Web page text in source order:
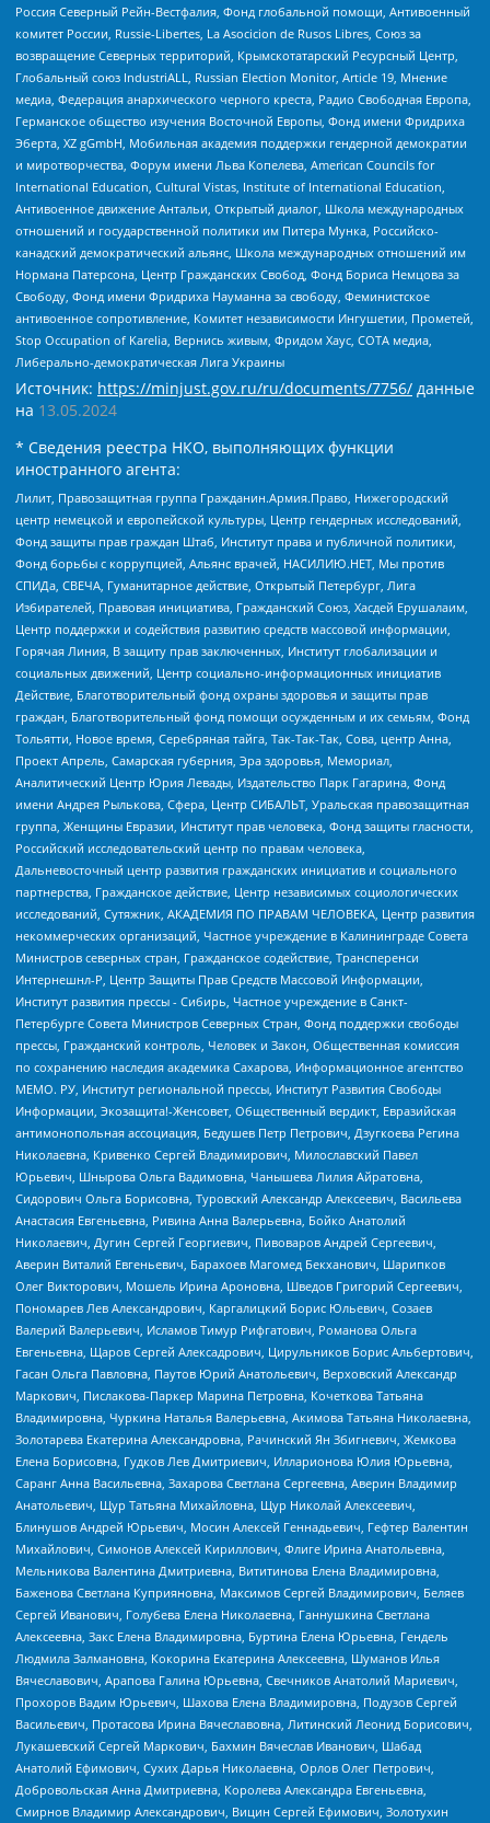
Россия Северный Рейн-Вестфалия, Фонд глобальной помощи, Антивоенный
комитет России, Russie-Libertes, La Asocicion de Rusos Libres, Союз за
возвращение Северных территорий, Крымскотатарский Ресурсный Центр,
Глобальный союз IndustriALL, Russian Election Monitor, Article 19, Мнение
медиа, Федерация анархического черного креста, Радио Свободная Европа,
Германское общество изучения Восточной Европы, Фонд имени Фридриха
Эберта, XZ gGmbH, Мобильная академия поддержки гендерной демократии
и миротворчества, Форум имени Льва Копелева, American Councils for
International Education, Cultural Vistas, Institute of International Education,
Антивоенное движение Антальи, Открытый диалог, Школа международных
отношений и государственной политики им Питера Мунка, Российско-
канадский демократический альянс, Школа международных отношений им
Нормана Патерсона, Центр Гражданских Свобод, Фонд Бориса Немцова за
Свободу, Фонд имени Фридриха Науманна за свободу, Феминистское
антивоенное сопротивление, Комитет независимости Ингушетии, Прометей,
Stop Occupation of Karelia, Вернись живым, Фридом Хаус, СОТА медиа,
Либерально-демократическая Лига Украины
Источник: https://minjust.gov.ru/ru/documents/7756/ данные
на 13.05.2024
* Сведения реестра НКО, выполняющих функции
иностранного агента:
Лилит, Правозащитная группа Гражданин.Армия.Право, Нижегородский
центр немецкой и европейской культуры, Центр гендерных исследований,
Фонд защиты прав граждан Штаб, Институт права и публичной политики,
Фонд борьбы с коррупцией, Альянс врачей, НАСИЛИЮ.НЕТ, Мы против
СПИДа, СВЕЧА, Гуманитарное действие, Открытый Петербург, Лига
Избирателей, Правовая инициатива, Гражданский Союз, Хасдей Ерушалаим,
Центр поддержки и содействия развитию средств массовой информации,
Горячая Линия, В защиту прав заключенных, Институт глобализации и
социальных движений, Центр социально-информационных инициатив
Действие, Благотворительный фонд охраны здоровья и защиты прав
граждан, Благотворительный фонд помощи осужденным и их семьям, Фонд
Тольятти, Новое время, Серебряная тайга, Так-Так-Так, Сова, центр Анна,
Проект Апрель, Самарская губерния, Эра здоровья, Мемориал,
Аналитический Центр Юрия Левады, Издательство Парк Гагарина, Фонд
имени Андрея Рылькова, Сфера, Центр СИБАЛЬТ, Уральская правозащитная
группа, Женщины Евразии, Институт прав человека, Фонд защиты гласности,
Российский исследовательский центр по правам человека,
Дальневосточный центр развития гражданских инициатив и социального
партнерства, Гражданское действие, Центр независимых социологических
исследований, Сутяжник, АКАДЕМИЯ ПО ПРАВАМ ЧЕЛОВЕКА, Центр развития
некоммерческих организаций, Частное учреждение в Калининграде Совета
Министров северных стран, Гражданское содействие, Трансперенси
Интернешнл-Р, Центр Защиты Прав Средств Массовой Информации,
Институт развития прессы - Сибирь, Частное учреждение в Санкт-
Петербурге Совета Министров Северных Стран, Фонд поддержки свободы
прессы, Гражданский контроль, Человек и Закон, Общественная комиссия
по сохранению наследия академика Сахарова, Информационное агентство
МЕМО. РУ, Институт региональной прессы, Институт Развития Свободы
Информации, Экозащита!-Женсовет, Общественный вердикт, Евразийская
антимонопольная ассоциация, Бедушев Петр Петрович, Дзугкоева Регина
Николаевна, Кривенко Сергей Владимирович, Милославский Павел
Юрьевич, Шнырова Ольга Вадимовна, Чанышева Лилия Айратовна,
Сидорович Ольга Борисовна, Туровский Александр Алексеевич, Васильева
Анастасия Евгеньевна, Ривина Анна Валерьевна, Бойко Анатолий
Николаевич, Дугин Сергей Георгиевич, Пивоваров Андрей Сергеевич,
Аверин Виталий Евгеньевич, Барахоев Магомед Бекханович, Шарипков
Олег Викторович, Мошель Ирина Ароновна, Шведов Григорий Сергеевич,
Пономарев Лев Александрович, Каргалицкий Борис Юльевич, Созаев
Валерий Валерьевич, Исламов Тимур Рифгатович, Романова Ольга
Евгеньевна, Щаров Сергей Алексадрович, Цирульников Борис Альбертович,
Гасан Ольга Павловна, Паутов Юрий Анатольевич, Верховский Александр
Маркович, Пислакова-Паркер Марина Петровна, Кочеткова Татьяна
Владимировна, Чуркина Наталья Валерьевна, Акимова Татьяна Николаевна,
Золотарева Екатерина Александровна, Рачинский Ян Збигневич, Жемкова
Елена Борисовна, Гудков Лев Дмитриевич, Илларионова Юлия Юрьевна,
Саранг Анна Васильевна, Захарова Светлана Сергеевна, Аверин Владимир
Анатольевич, Щур Татьяна Михайловна, Щур Николай Алексеевич,
Блинушов Андрей Юрьевич, Мосин Алексей Геннадьевич, Гефтер Валентин
Михайлович, Симонов Алексей Кириллович, Флиге Ирина Анатольевна,
Мельникова Валентина Дмитриевна, Вититинова Елена Владимировна,
Баженова Светлана Куприяновна, Максимов Сергей Владимирович, Беляев
Сергей Иванович, Голубева Елена Николаевна, Ганнушкина Светлана
Алексеевна, Закс Елена Владимировна, Буртина Елена Юрьевна, Гендель
Людмила Залмановна, Кокорина Екатерина Алексеевна, Шуманов Илья
Вячеславович, Арапова Галина Юрьевна, Свечников Анатолий Мариевич,
Прохоров Вадим Юрьевич, Шахова Елена Владимировна, Подузов Сергей
Васильевич, Протасова Ирина Вячеславовна, Литинский Леонид Борисович,
Лукашевский Сергей Маркович, Бахмин Вячеслав Иванович, Шабад
Анатолий Ефимович, Сухих Дарья Николаевна, Орлов Олег Петрович,
Добровольская Анна Дмитриевна, Королева Александра Евгеньевна,
Смирнов Владимир Александрович, Вицин Сергей Ефимович, Золотухин